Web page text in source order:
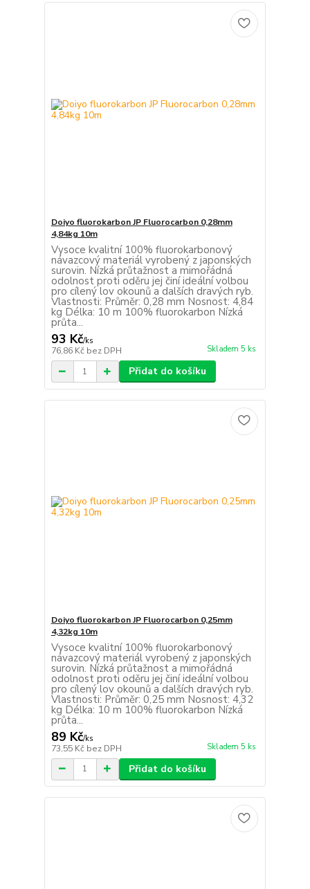
Doiyo fluorokarbon JP Fluorocarbon 0,28mm
4,84kg 10m
Vysoce kvalitní 100% fluorokarbonový
návazcový materiál vyrobený z japonských
surovin. Nízká průtažnost a mimořádná
odolnost proti oděru jej činí ideální volbou
pro cílený lov okounů a dalších dravých ryb.
Vlastnosti: Průměr: 0,28 mm Nosnost: 4,84
kg Délka: 10 m 100% fluorokarbon Nízká
průta...
93 Kč/ks
76,86 Kč bez DPH Skladem 5 ks
Přidat do košíku
Doiyo fluorokarbon JP Fluorocarbon 0,25mm
4,32kg 10m
Vysoce kvalitní 100% fluorokarbonový
návazcový materiál vyrobený z japonských
surovin. Nízká průtažnost a mimořádná
odolnost proti oděru jej činí ideální volbou
pro cílený lov okounů a dalších dravých ryb.
Vlastnosti: Průměr: 0,25 mm Nosnost: 4,32
kg Délka: 10 m 100% fluorokarbon Nízká
průta...
89 Kč/ks
73,55 Kč bez DPH Skladem 5 ks
Přidat do košíku